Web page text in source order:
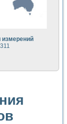
функциональных
экономичного
в
продуктов
осадка в
анализа в
-
измерений